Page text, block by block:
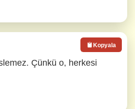
Çünkü o, herkesi
Kopyala